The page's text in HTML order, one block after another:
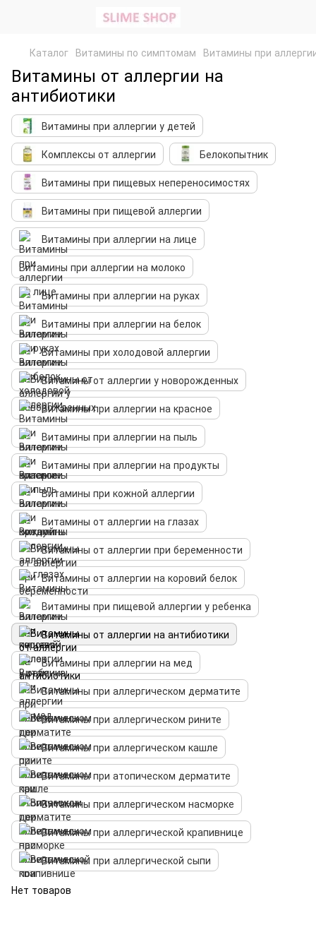
Каталог Витамины по симптомам Витамины при
Витамины от аллергии на
антибиотики
Витамины при аллергии у детей
Комплексы от аллергии
Белокопытник
Витамины при пищевых непереносимостях
Витамины при пищевой аллергии
Витамины при аллергии на лице
Витамины при аллергии на молоко
Витамины при аллергии на руках
Витамины при аллергии на белок
Витамины при холодовой аллергии
Витамины от аллергии у новорожденных
Витамины при аллергии на красное
Витамины при аллергии на пыль
Витамины при аллергии на продукты
Витамины при кожной аллергии
Витамины от аллергии на глазах
Витамины от аллергии при беременности
Витамины от аллергии на коровий белок
Витамины при пищевой аллергии у ребенка
Витамины от аллергии на антибиотики
Витамины при аллергии на мед
Витамины при аллергическом дерматите
Витамины при аллергическом рините
Витамины при аллергическом кашле
Витамины при атопическом дерматите
Витамины при аллергическом насморке
Витамины при аллергической крапивнице
Витамины при аллергической сыпи
Нет товаров